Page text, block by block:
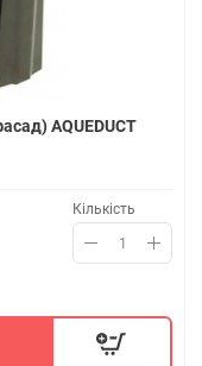
AQUEDUCT
Кількість